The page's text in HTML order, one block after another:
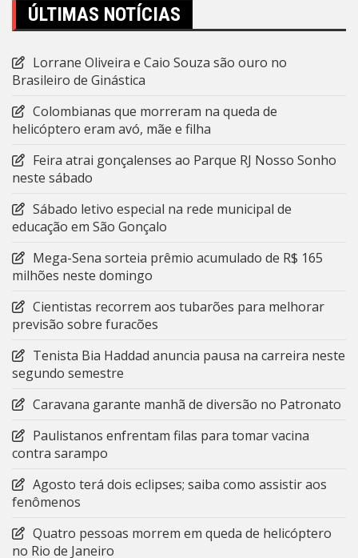
ÚLTIMAS NOTÍCIAS
Lorrane Oliveira e Caio Souza são ouro no
Brasileiro de Ginástica
Colombianas que morreram na queda de
helicóptero eram avó, mãe e filha
Feira atrai gonçalenses ao Parque RJ Nosso Sonho
neste sábado
Sábado letivo especial na rede municipal de
educação em São Gonçalo
Mega-Sena sorteia prêmio acumulado de R$ 165
milhões neste domingo
Cientistas recorrem aos tubarões para melhorar
previsão sobre furacões
Tenista Bia Haddad anuncia pausa na carreira neste
segundo semestre
Caravana garante manhã de diversão no Patronato
Paulistanos enfrentam filas para tomar vacina
contra sarampo
Agosto terá dois eclipses; saiba como assistir aos
fenômenos
Quatro pessoas morrem em queda de helicóptero
no Rio de Janeiro